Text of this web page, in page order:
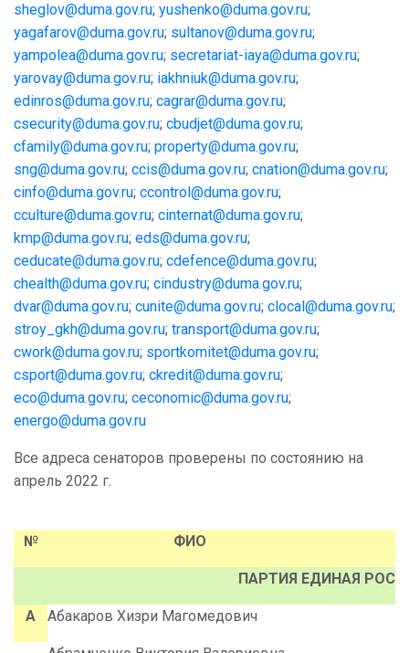
sheglov@duma.gov.ru; yushenko@duma.gov.ru;
yagafarov@duma.gov.ru; sultanov@duma.gov.ru;
yampolea@duma.gov.ru; secretariat-iaya@duma.gov.ru;
yarovay@duma.gov.ru; iakhniuk@duma.gov.ru;
edinros@duma.gov.ru; cagrar@duma.gov.ru;
csecurity@duma.gov.ru; cbudjet@duma.gov.ru;
cfamily@duma.gov.ru; property@duma.gov.ru;
sng@duma.gov.ru; ccis@duma.gov.ru; cnation@duma.gov.ru;
cinfo@duma.gov.ru; ccontrol@duma.gov.ru;
cculture@duma.gov.ru; cinternat@duma.gov.ru;
kmp@duma.gov.ru; eds@duma.gov.ru;
ceducate@duma.gov.ru; cdefence@duma.gov.ru;
chealth@duma.gov.ru; cindustry@duma.gov.ru;
dvar@duma.gov.ru; cunite@duma.gov.ru; clocal@duma.gov.ru;
stroy_gkh@duma.gov.ru; transport@duma.gov.ru;
cwork@duma.gov.ru; sportkomitet@duma.gov.ru;
csport@duma.gov.ru; ckredit@duma.gov.ru;
eco@duma.gov.ru; ceconomic@duma.gov.ru;
energo@duma.gov.ru
Все адреса сенаторов проверены по состоянию на
апрель 2022 г.
№ ФИО
ПАРТИЯ ЕДИНАЯ
А Абакаров Хизри Магомедович